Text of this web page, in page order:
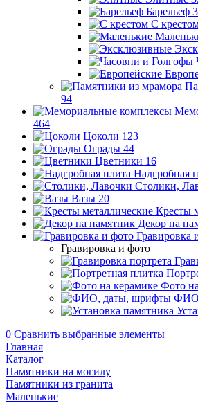
Барельеф
С
94
464
Цоколи 123
Ограды 44
Цветники 16
Надгробная
Столики,
Вазы 20
Кресты
Декор на
Гравировка
Гравировка и фото
Фото
0 Сравнить выбранные элементы
Главная
Каталог
Памятники на могилу
Памятники из гранита
Маленькие